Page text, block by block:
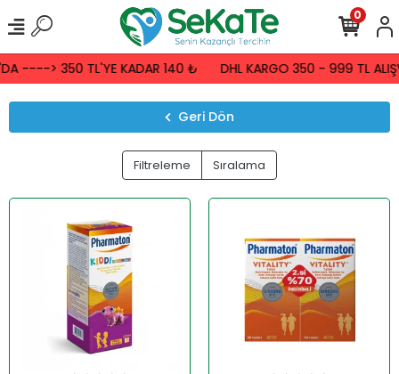
----> 350 TL'YE KADAR 140 ₺ DHL KARGO 350 - 999 TL
0
Geri Dön
Filtreleme Sıralama